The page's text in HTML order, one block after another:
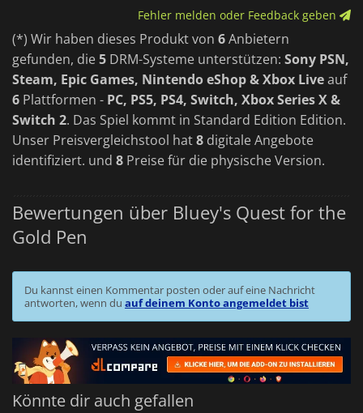
Fehler melden oder Feedback geben
(*) Wir haben dieses Produkt von 6Anbietern
gefunden, die5 DRM-Systeme unterstützen: Sony PSN,
Steam, Epic Games, Nintendo eShop & Xbox Liveauf
6 Plattformen - PC, PS5, PS4, Switch, Xbox Series X &
Switch 2. Das Spiel kommt in Standard Edition Edition.
Unser Preisvergleichstool hat8 digitale Angebote
identifiziert. und 8 Preise für die physische Version.
Bewertungen über Bluey's Quest for the
Gold Pen
Du kannst einen Kommentar posten oder auf eine Nachricht
antworten, wenn du auf deinem Konto angemeldet bist
Könnte dir auch gefallen